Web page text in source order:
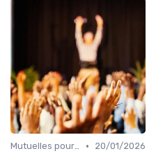
Mutuelles pour Particuliers •
20/01/2026